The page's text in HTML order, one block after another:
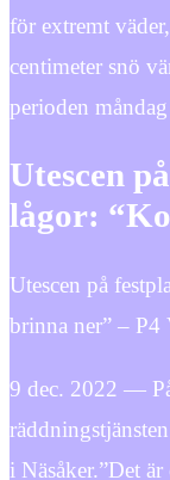
för extremt
centimeter snö
perioden
Utescen
lågor:
Utescen på
brinna ner” – P4
9 dec. 2022 —
i Näsåker.”Det